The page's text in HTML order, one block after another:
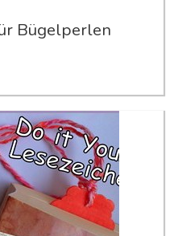
Bügelperlen